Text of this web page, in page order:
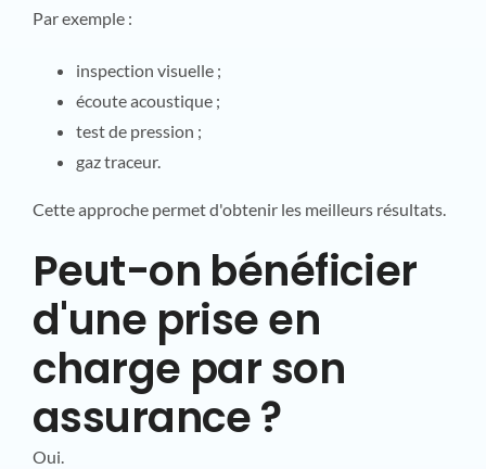
Par exemple :
inspection visuelle ;
écoute acoustique ;
test de pression ;
gaz traceur.
Cette approche permet d'obtenir les meilleurs résultats.
Peut-on bénéficier
d'une prise en
charge par son
assurance ?
Oui.